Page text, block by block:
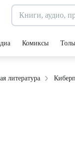
Комиксы
литература